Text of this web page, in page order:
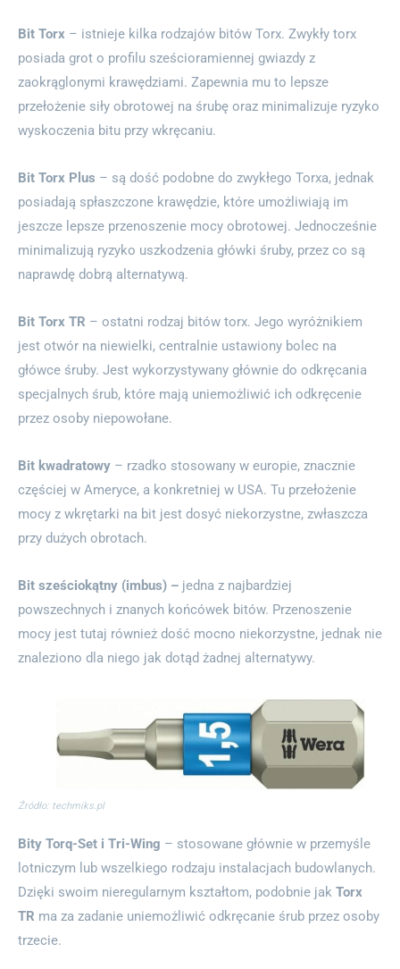
Bit Torx – istnieje kilka rodzajów bitów Torx. Zwykły torx
posiada grot o profilu sześcioramiennej gwiazdy z
zaokrąglonymi krawędziami. Zapewnia mu to lepsze
przełożenie siły obrotowej na śrubę oraz minimalizuje ryzyko
wyskoczenia bitu przy wkręcaniu.
Bit Torx Plus – są dość podobne do zwykłego Torxa, jednak
posiadają spłaszczone krawędzie, które umożliwiają im
jeszcze lepsze przenoszenie mocy obrotowej. Jednocześnie
minimalizują ryzyko uszkodzenia główki śruby, przez co są
naprawdę dobrą alternatywą.
Bit Torx TR – ostatni rodzaj bitów torx. Jego wyróżnikiem
jest otwór na niewielki, centralnie ustawiony bolec na
główce śruby. Jest wykorzystywany głównie do odkręcania
specjalnych śrub, które mają uniemożliwić ich odkręcenie
przez osoby niepowołane.
Bit kwadratowy – rzadko stosowany w europie, znacznie
częściej w Ameryce, a konkretniej w USA. Tu przełożenie
mocy z wkrętarki na bit jest dosyć niekorzystne, zwłaszcza
przy dużych obrotach.
Bit sześciokątny (imbus) – jedna z najbardziej
powszechnych i znanych końcówek bitów. Przenoszenie
mocy jest tutaj również dość mocno niekorzystne, jednak nie
znaleziono dla niego jak dotąd żadnej alternatywy.
Źródło: techmiks.pl
Bity Torq-Set i Tri-Wing – stosowane głównie w przemyśle
lotniczym lub wszelkiego rodzaju instalacjach budowlanych.
Dzięki swoim nieregularnym kształtom, podobnie jak Torx
TR ma za zadanie uniemożliwić odkręcanie śrub przez osoby
trzecie.